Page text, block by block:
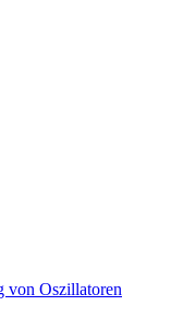
von Oszillatoren